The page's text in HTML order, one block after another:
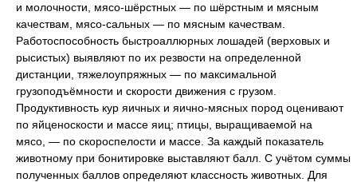
и молочности, мясо-шёрстных — по шёрстным и мясным
качествам, мясо-сальных — по мясным качествам.
Работоспособность быстроаллюрных лошадей (верховых и
рысистых) выявляют по их резвости на определенной
дистанции, тяжелоупряжных — по максимальной
грузоподъёмности и скорости движения с грузом.
Продуктивность кур яичных и яично-мясных пород оценивают
по яйценоскости и массе яиц; птицы, выращиваемой на
мясо, — по скороспелости и массе. За каждый показатель
животному при бонитировке выставляют балл. С учётом суммы
полученных баллов определяют классность животных. Для